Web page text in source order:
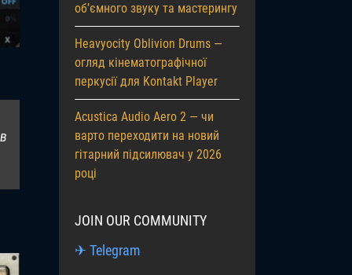
об’ємного звуку та мастерингу
Heavyocity Oblivion Drums —
огляд кінематографічної
перкусії для Kontakt Player
Acustica Audio Aero 2 — чи
варто переходити на новий
гітарний підсилювач у 2026
році
JOIN OUR COMMUNITY
✈ Telegram